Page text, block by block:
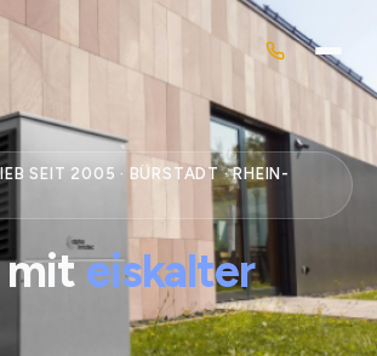
SEIT 2005 · BÜRSTADT · RHEIN-
miteiskalter